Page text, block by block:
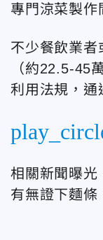
專門涼菜製作
不少餐飲業
（約22.5-45
利用法規，通
相關新聞曝光
有無證下麵條